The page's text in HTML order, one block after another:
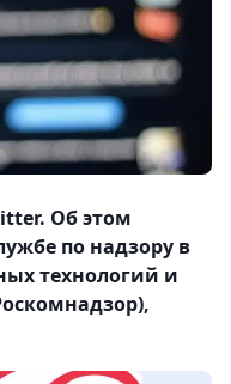
Об этом
по надзору в
технологий и